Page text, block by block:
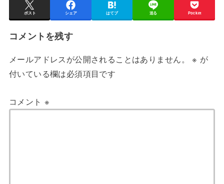
ポスト シェア はてブ 送る Pocket
コメントを残す
メールアドレスが公開されることはありません。 ※ が
付いている欄は必須項目です
コメント ※